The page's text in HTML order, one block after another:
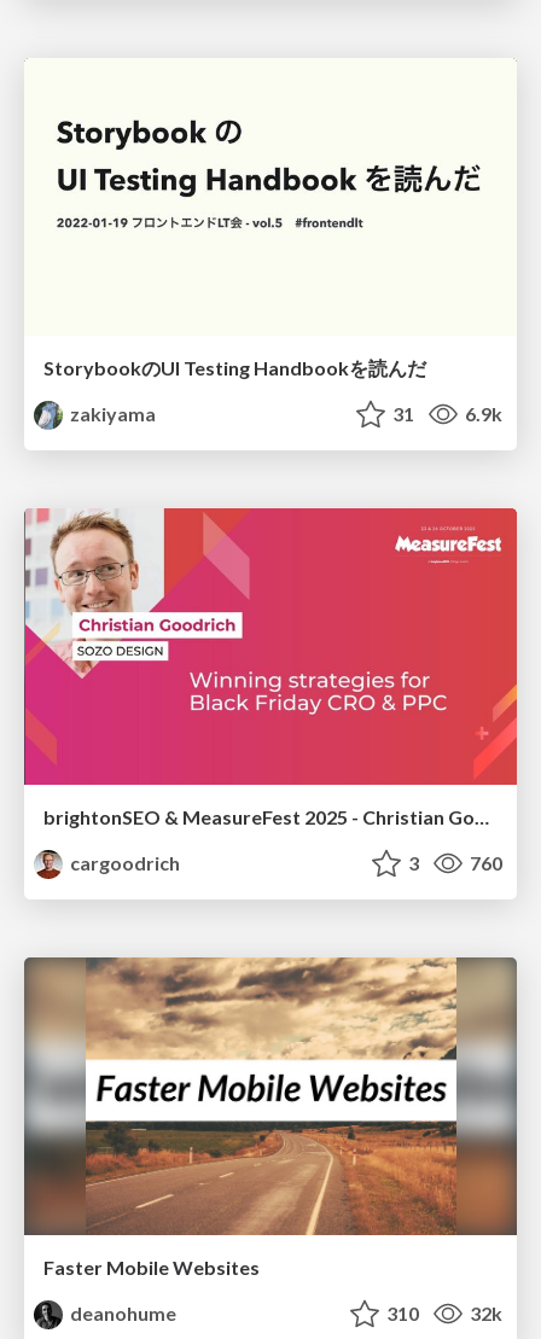
StorybookのUI Testing Handbookを読んだ
zakiyama
31 6.9k
brightonSEO & MeasureFest 2025 - Christian Goodrich - Winning strategies for Black Friday CRO & PPC
cargoodrich
3 760
Faster Mobile Websites
deanohume
310 32k